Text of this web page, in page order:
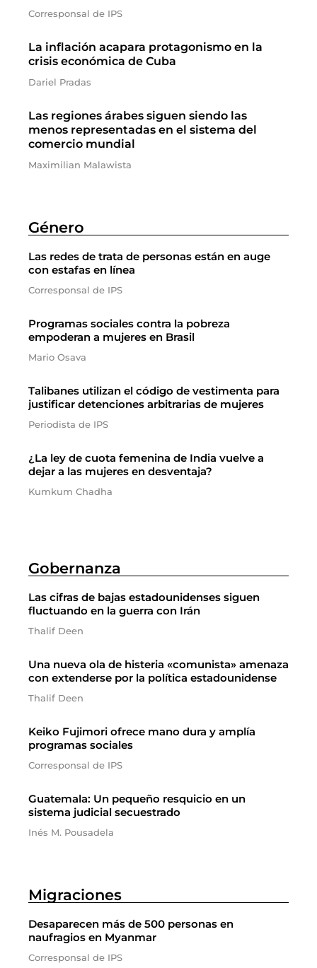
Corresponsal de IPS
La inflación acapara protagonismo en la
crisis económica de Cuba
Dariel Pradas
Las regiones árabes siguen siendo las
menos representadas en el sistema del
comercio mundial
Maximilian Malawista
Género
Las redes de trata de personas están en auge
con estafas en línea
Corresponsal de IPS
Programas sociales contra la pobreza
empoderan a mujeres en Brasil
Mario Osava
Talibanes utilizan el código de vestimenta para
justificar detenciones arbitrarias de mujeres
Periodista de IPS
¿La ley de cuota femenina de India vuelve a
dejar a las mujeres en desventaja?
Kumkum Chadha
Gobernanza
Las cifras de bajas estadounidenses siguen
fluctuando en la guerra con Irán
Thalif Deen
Una nueva ola de histeria «comunista» amenaza
con extenderse por la política estadounidense
Thalif Deen
Keiko Fujimori ofrece mano dura y amplía
programas sociales
Corresponsal de IPS
Guatemala: Un pequeño resquicio en un
sistema judicial secuestrado
Inés M. Pousadela
Migraciones
Desaparecen más de 500 personas en
naufragios en Myanmar
Corresponsal de IPS